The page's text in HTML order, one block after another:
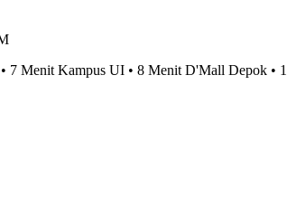
7 Menit Kampus UI • 8 Menit D'Mall Depok •